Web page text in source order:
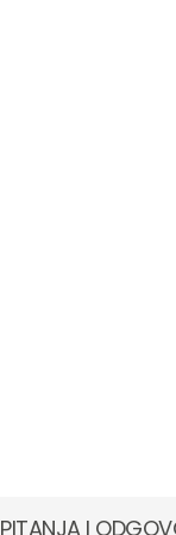
PITANJA I